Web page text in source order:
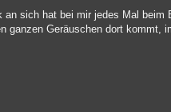
an sich hat bei mir jedes Mal beim
ganzen Geräuschen dort kommt,